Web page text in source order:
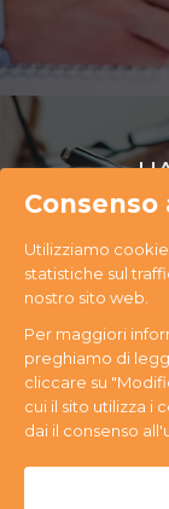
PR
Consenso
Utilizziamo
statistiche sul
nostro sito web.
Per maggiori
preghiamo di
cliccare su
cui il sito utilizza i
dai il consenso